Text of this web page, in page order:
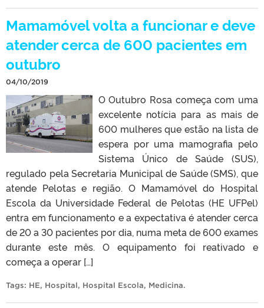
Mamamóvel volta a funcionar e deve
atender cerca de 600 pacientes em
outubro
04/10/2019
O Outubro Rosa começa com uma
excelente notícia para as mais de
600 mulheres que estão na lista de
espera por uma mamografia pelo
Sistema Único de Saúde (SUS),
regulado pela Secretaria Municipal de Saúde (SMS), que
atende Pelotas e região. O Mamamóvel do Hospital
Escola da Universidade Federal de Pelotas (HE UFPel)
entra em funcionamento e a expectativa é atender cerca
de 20 a 30 pacientes por dia, numa meta de 600 exames
durante este mês. O equipamento foi reativado e
começa a operar […]
Tags: HE, Hospital, Hospital Escola, Medicina.